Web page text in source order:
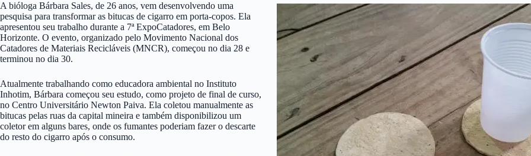
A bióloga Bárbara Sales, de 26 anos, vem desenvolvendo uma
pesquisa para transformar as bitucas de cigarro em porta-copos. Ela
apresentou seu trabalho durante a 7ª ExpoCatadores, em Belo
Horizonte. O evento, organizado pelo Movimento Nacional dos
Catadores de Materiais Recicláveis (MNCR), começou no dia 28 e
terminou no dia 30.
Atualmente trabalhando como educadora ambiental no Instituto
Inhotim, Bárbara começou seu estudo, como projeto de final de curso,
no Centro Universitário Newton Paiva. Ela coletou manualmente as
bitucas pelas ruas da capital mineira e também disponibilizou um
coletor em alguns bares, onde os fumantes poderiam fazer o descarte
do resto do cigarro após o consumo.